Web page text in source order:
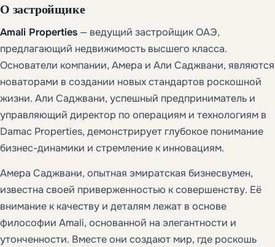
О застройщике
Amali Properties — ведущий застройщик ОАЭ,
предлагающий недвижимость высшего класса.
Основатели компании, Амера и Али Саджвани, являются
новаторами в создании новых стандартов роскошной
жизни. Али Саджвани, успешный предприниматель и
управляющий директор по операциям и технологиям в
Damac Properties, демонстрирует глубокое понимание
бизнес-динамики и стремление к инновациям.
Амера Саджвани, опытная эмиратская бизнесвумен,
известна своей приверженностью к совершенству. Её
внимание к качеству и деталям лежат в основе
философии Amali, основанной на элегантности и
утонченности. Вместе они создают мир, где роскошь